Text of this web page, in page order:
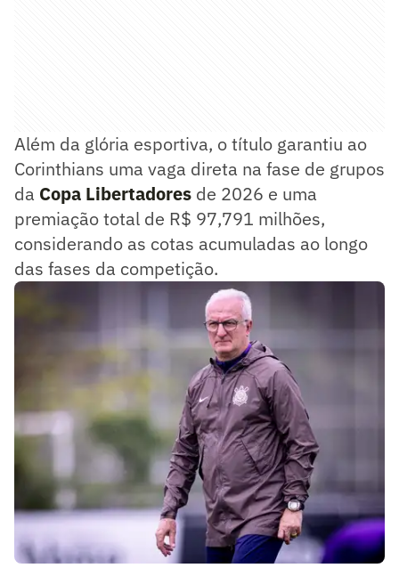
Além da glória esportiva, o título garantiu ao
Corinthians uma vaga direta na fase de grupos
da Copa Libertadores de 2026 e uma
premiação total de R$ 97,791 milhões,
considerando as cotas acumuladas ao longo
das fases da competição.